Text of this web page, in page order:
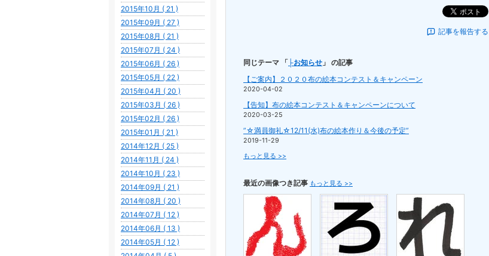
ポスト
記事を報告する
同じテーマ 「 ├お知らせ 」 の記事
【ご案内】２０２０布の絵本コンテスト＆キャンペーン
2020-04-02
【告知】布の絵本コンテスト＆キャンペーンについて
2020-03-25
”☆満員御礼☆12/11(水)布の絵本作り＆今後の予定”
2019-11-29
もっと見る >>
最近の画像つき記事 もっと見る >>
2015年10月 ( 21 )
2015年09月 ( 27 )
2015年08月 ( 21 )
2015年07月 ( 24 )
2015年06月 ( 26 )
2015年05月 ( 22 )
2015年04月 ( 20 )
2015年03月 ( 26 )
2015年02月 ( 26 )
2015年01月 ( 21 )
2014年12月 ( 25 )
2014年11月 ( 24 )
2014年10月 ( 23 )
2014年09月 ( 21 )
2014年08月 ( 20 )
2014年07月 ( 12 )
2014年06月 ( 13 )
2014年05月 ( 12 )